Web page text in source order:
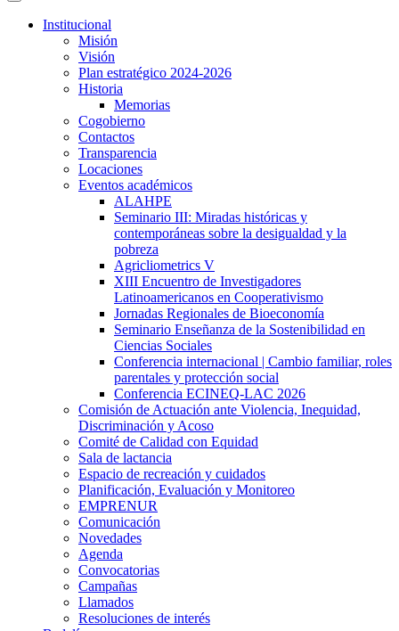
Institucional
Misión
Visión
Plan estratégico 2024-2026
Historia
Memorias
Cogobierno
Contactos
Transparencia
Locaciones
Eventos académicos
ALAHPE
Seminario III: Miradas históricas y
contemporáneas sobre la desigualdad y la
pobreza
Agricliometrics V
XIII Encuentro de Investigadores
Latinoamericanos en Cooperativismo
Jornadas Regionales de Bioeconomía
Seminario Enseñanza de la Sostenibilidad en
Ciencias Sociales
Conferencia internacional | Cambio familiar, roles
parentales y protección social
Conferencia ECINEQ-LAC 2026
Comisión de Actuación ante Violencia, Inequidad,
Discriminación y Acoso
Comité de Calidad con Equidad
Sala de lactancia
Espacio de recreación y cuidados
Planificación, Evaluación y Monitoreo
EMPRENUR
Comunicación
Novedades
Agenda
Convocatorias
Campañas
Llamados
Resoluciones de interés